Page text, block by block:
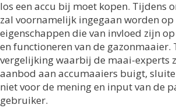
los een accu bij moet kopen. Tijdens
zal voornamelijk ingegaan worden
eigenschappen die van invloed zijn
en functioneren van de gazonmaaier.
vergelijking waarbij de maai-experts
aanbod aan accumaaiers buigt,
niet voor de mening en input van de
gebruiker.